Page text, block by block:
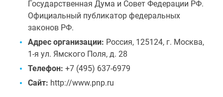
Государственная Дума и Совет Федерации РФ.
Официальный публикатор федеральных
законов РФ.
Адрес организации: Россия, 125124, г. Москва,
1-я ул. Ямского Поля, д. 28
Телефон: +7 (495) 637-6979
Сайт: http://www.pnp.ru